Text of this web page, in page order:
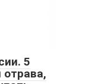
5
отрава,